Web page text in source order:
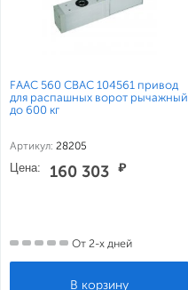
FAAC 560 CBAC 104561 привод
для распашных ворот рычажный
до 600 кг
Артикул: 28205
Цена: 160 303 ₽
От 2-х дней